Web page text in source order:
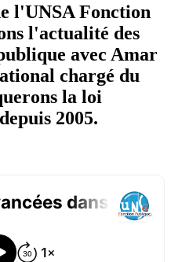
l'UNSA Fonction
l'actualité des
avec Amar
chargé du
la loi
2005.